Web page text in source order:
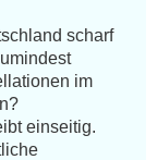
scharf
im
einseitig.